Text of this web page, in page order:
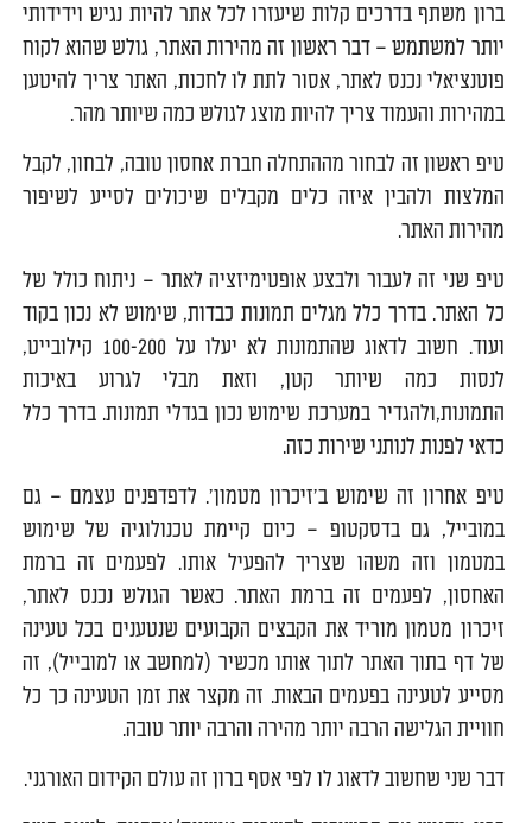
ברון משתף בדרכים קלות שיעזרו לכל אתר להיות נגיש וידידותי
יותר למשתמש – דבר ראשון זה מהירות האתר, גולש שהוא לקוח
פוטנציאלי נכנס לאתר, אסור לתת לו לחכות, האתר צריך להיטען
במהירות והעמוד צריך להיות מוצג לגולש כמה שיותר מהר.
טיפ ראשון זה לבחור מההתחלה חברת אחסון טובה, לבחון, לקבל
המלצות ולהבין איזה כלים מקבלים שיכולים לסייע לשיפור
מהירות האתר.
טיפ שני זה לעבור ולבצע אופטימיזציה לאתר – ניתוח כולל של
כל האתר. בדרך כלל מגלים תמונות כבדות, שימוש לא נכון בקוד
ועוד. חשוב לדאוג שהתמונות לא יעלו על 100-200 קילובייט,
לנסות כמה שיותר קטן, וזאת מבלי לגרוע באיכות
התמונות,ולהגדיר במערכת שימוש נכון בגדלי תמונות. בדרך כלל
כדאי לפנות לנותני שירות כזה.
טיפ אחרון זה שימוש ב'זיכרון מטמון'. לדפדפנים עצמם – גם
במובייל, גם בדסקטופ – כיום קיימת טכנולוגיה של שימוש
במטמון וזה משהו שצריך להפעיל אותו. לפעמים זה ברמת
האחסון, לפעמים זה ברמת האתר. כאשר הגולש נכנס לאתר,
זיכרון מטמון מוריד את הקבצים הקבועים שנטענים בכל טעינה
של דף בתוך האתר לתוך אותו מכשיר (למחשב או למובייל), זה
מסייע לטעינה בפעמים הבאות. זה מקצר את זמן הטעינה כך כל
חוויית הגלישה הרבה יותר מהירה והרבה יותר טובה.
דבר שני שחשוב לדאוג לו לפי אסף ברון זה עולם הקידום האורגני.